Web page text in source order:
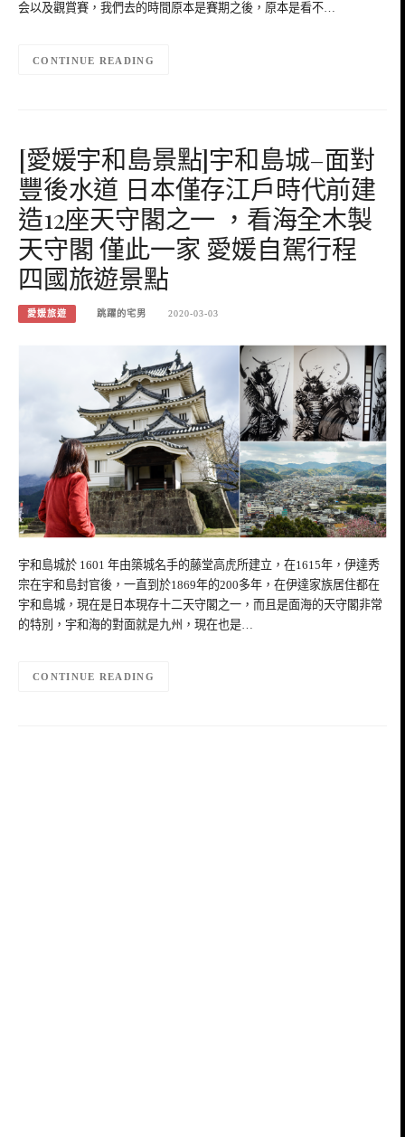
会以及觀賞賽，我們去的時間原本是賽期之後，原本是看不…
CONTINUE READING
[愛媛宇和島景點]宇和島城–面對
豐後水道 日本僅存江戶時代前建
造12座天守閣之一 ，看海全木製
天守閣 僅此一家 愛媛自駕行程
四國旅遊景點
愛媛旅遊 跳躍的宅男 2020-03-03
宇和島城於 1601 年由築城名手的藤堂高虎所建立，在1615年，伊達秀
宗在宇和島封官後，一直到於1869年的200多年，在伊達家族居住都在
宇和島城，現在是日本現存十二天守閣之一，而且是面海的天守閣非常
的特別，宇和海的對面就是九州，現在也是…
CONTINUE READING